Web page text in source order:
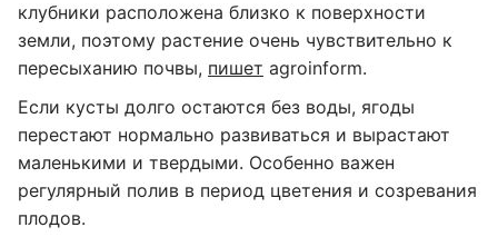
клубники расположена близко к поверхности
земли, поэтому растение очень чувствительно к
пересыханию почвы, пишет agroinform.
Если кусты долго остаются без воды, ягоды
перестают нормально развиваться и вырастают
маленькими и твердыми. Особенно важен
регулярный полив в период цветения и созревания
плодов.